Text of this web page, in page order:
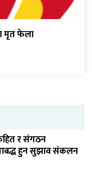
मृत फेला
र संगठन
हुन सुझाव संकलन